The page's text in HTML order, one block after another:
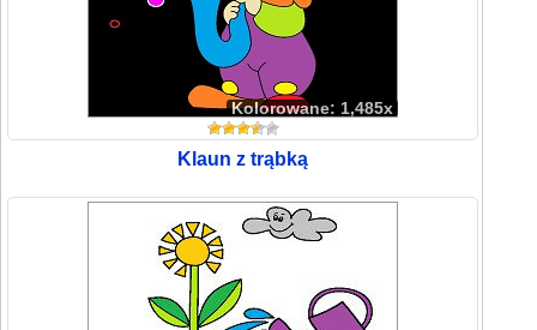
Kolorowane: 1,485x
Klaun z trąbką